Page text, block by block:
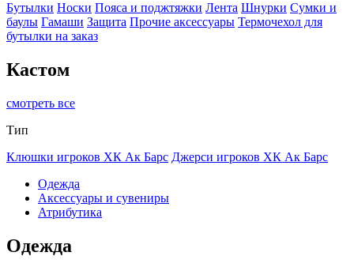
Бутылки Носки Пояса и поджтяжки Лента Шнурки Сумки и
баулы Гамаши Защита Прочие аксессуары Термочехол для
бутылки на заказ
Кастом
смотреть все
Тип
Клюшки игроков ХК Ак Барс Джерси игроков ХК Ак Барс
Одежда
Аксессуары и сувениры
Атрибутика
Одежда